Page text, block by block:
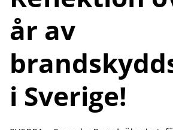
år av
i Sverige!